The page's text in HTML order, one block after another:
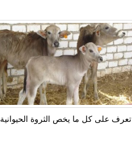
تعرف على كل ما يخص الثروة الحيوانية